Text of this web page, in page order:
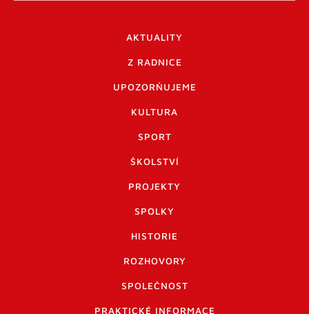
AKTUALITY
Z RADNICE
UPOZORŇUJEME
KULTURA
SPORT
ŠKOLSTVÍ
PROJEKTY
SPOLKY
HISTORIE
ROZHOVORY
SPOLEČNOST
PRAKTICKÉ INFORMACE